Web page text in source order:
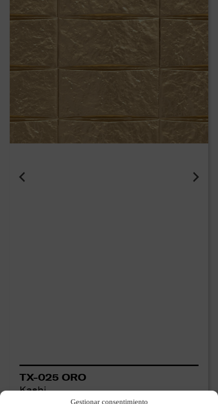
Gestionar consentimiento
TX-025 ORO
Kashi